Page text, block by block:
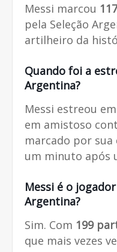
Messi marcou
pela Seleção
artilheiro da
Quando foi a
Argentina?
Messi estreou em
em amistoso
marcado por sua
um minuto após
Messi é o
Argentina?
Sim. Com 199
que mais vezes